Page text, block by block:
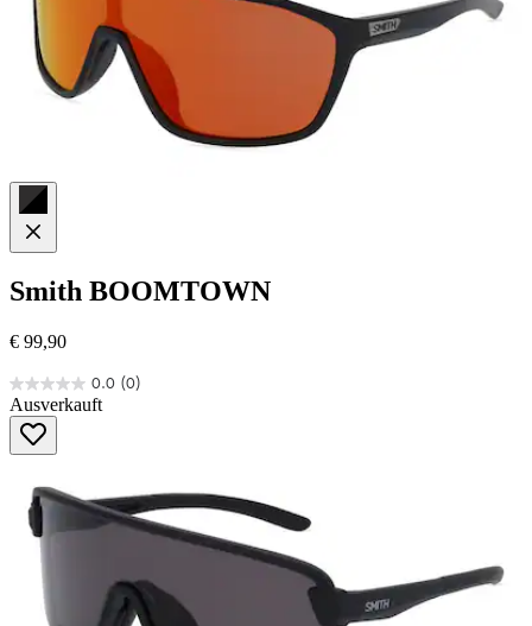
Smith BOOMTOWN
€ 99,90
0.0 (0)
0.0
von
Sternen.
Ausverkauft